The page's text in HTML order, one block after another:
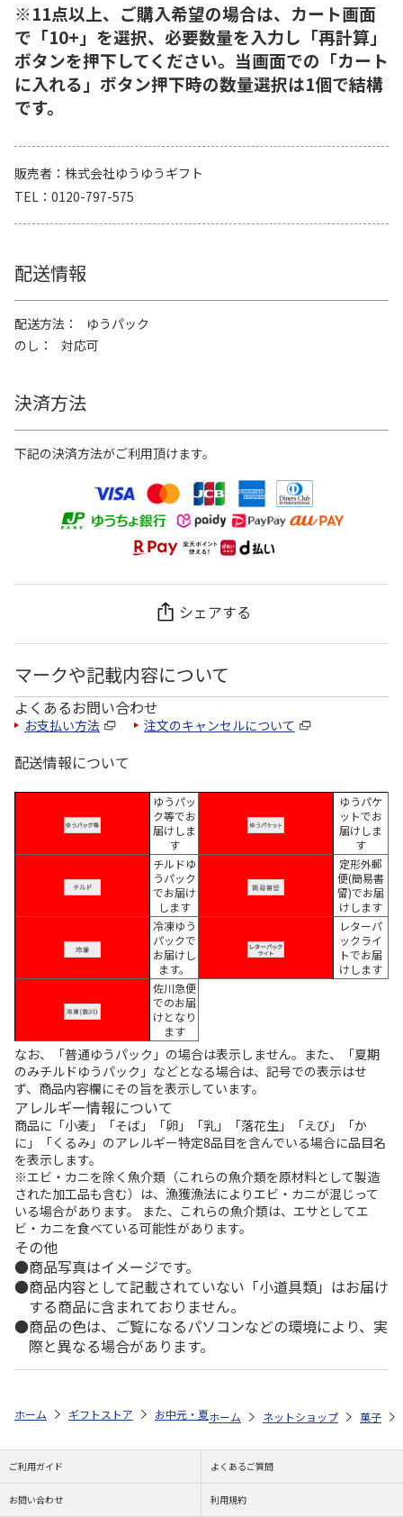
※11点以上、ご購入希望の場合は、カート画面
で「10+」を選択、必要数量を入力し「再計算」
ボタンを押下してください。当画面での「カート
に入れる」ボタン押下時の数量選択は1個で結構
です。
販売者
株式会社ゆうゆうギフト
TEL
0120-797-575
配送情報
配送方法
ゆうパック
のし
対応可
決済方法
下記の決済方法がご利用頂けます。
シェアする
マークや記載内容について
よくあるお問い合わせ
お支払い方法 注文のキャンセルについて
配送情報について
ゆうパッ
ク等でお
届けしま
す
ゆうパケ
ットでお
届けしま
す
チルドゆ
うパック
でお届け
します
定形外郵
便(簡易書
留)でお届
けします
冷凍ゆう
パックで
お届けし
ます。
レターパ
ックライ
トでお届
けします
佐川急便
でのお届
けとなり
ます
なお、「普通ゆうパック」の場合は表示しません。また、「夏期
のみチルドゆうパック」などとなる場合は、記号での表示はせ
ず、商品内容欄にその旨を表示しています。
アレルギー情報について
商品に「小麦」「そば」「卵」「乳」「落花生」「えび」「か
に」「くるみ」のアレルギー特定8品目を含んでいる場合に品目名
を表示します。
※エビ・カニを除く魚介類（これらの魚介類を原材料として製造
された加工品も含む）は、漁獲漁法によりエビ・カニが混じって
いる場合があります。 また、これらの魚介類は、エサとしてエ
ビ・カニを食べている可能性があります。
その他
商品写真はイメージです。
商品内容として記載されていない「小道具類」はお届け
する商品に含まれておりません。
商品の色は、ご覧になるパソコンなどの環境により、実
際と異なる場合があります。
ホーム ギフトストア お中元・夏ギフト特集 2026 ゆうゆうギフト
ホーム ネットショップ 菓子
ご利用ガイド よくあるご質問
お問い合わせ 利用規約